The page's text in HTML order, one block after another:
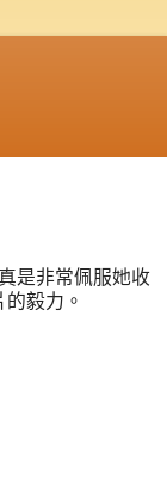
是非常佩服她收
毅力。